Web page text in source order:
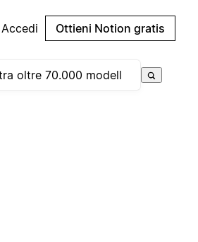
Accedi Ottieni Notion gratis